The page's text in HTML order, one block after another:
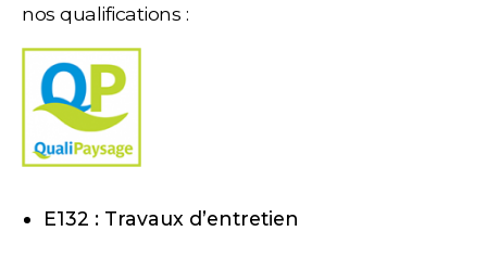
nos qualifications :
E132 : Travaux d’entretien